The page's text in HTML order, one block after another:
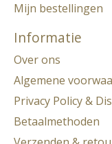
Mijn bestellingen
Informatie
Over ons
Algemene
Privacy Policy &
Betaalmethoden